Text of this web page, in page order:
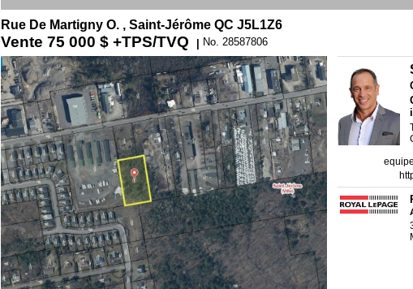
Rue De Martigny O. , Saint-Jérôme QC J5L1Z6
Vente 75 000 $ +TPS/TVQ | No. 28587806